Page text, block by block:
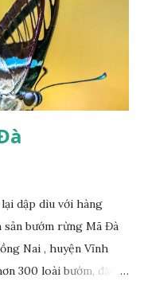
dập dìu với hàng
bướm rừng Mã Đà
Nai , huyện Vĩnh
300 loài bướm, đặc